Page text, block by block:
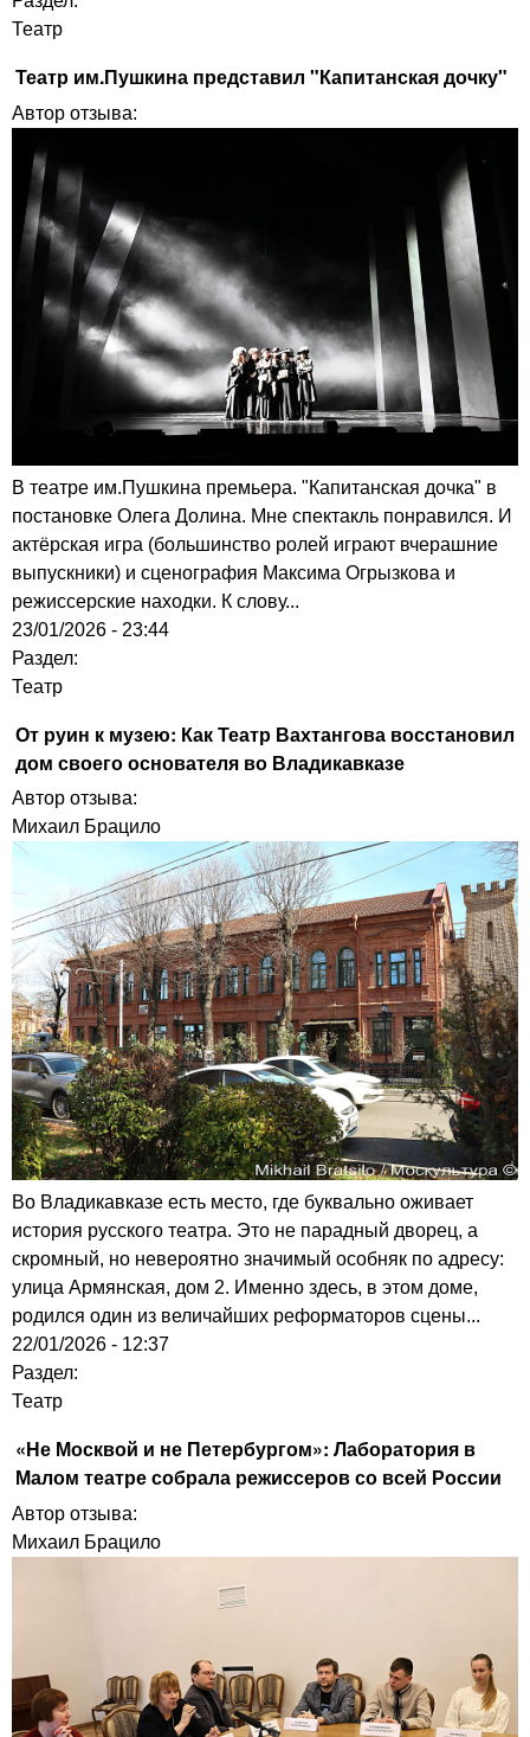
Театр
Театр им.Пушкина представил "Капитанская дочку"
Автор отзыва:
В театре им.Пушкина премьера. "Капитанская дочка" в
постановке Олега Долина. Мне спектакль понравился. И
актёрская игра (большинство ролей играют вчерашние
выпускники) и сценография Максима Огрызкова и
режиссерские находки. К слову...
23/01/2026 - 23:44
Раздел:
Театр
От руин к музею: Как Театр Вахтангова восстановил
дом своего основателя во Владикавказе
Автор отзыва:
Михаил Брацило
Во Владикавказе есть место, где буквально оживает
история русского театра. Это не парадный дворец, а
скромный, но невероятно значимый особняк по адресу:
улица Армянская, дом 2. Именно здесь, в этом доме,
родился один из величайших реформаторов сцены...
22/01/2026 - 12:37
Раздел:
Театр
«Не Москвой и не Петербургом»: Лаборатория в
Малом театре собрала режиссеров со всей России
Автор отзыва:
Михаил Брацило